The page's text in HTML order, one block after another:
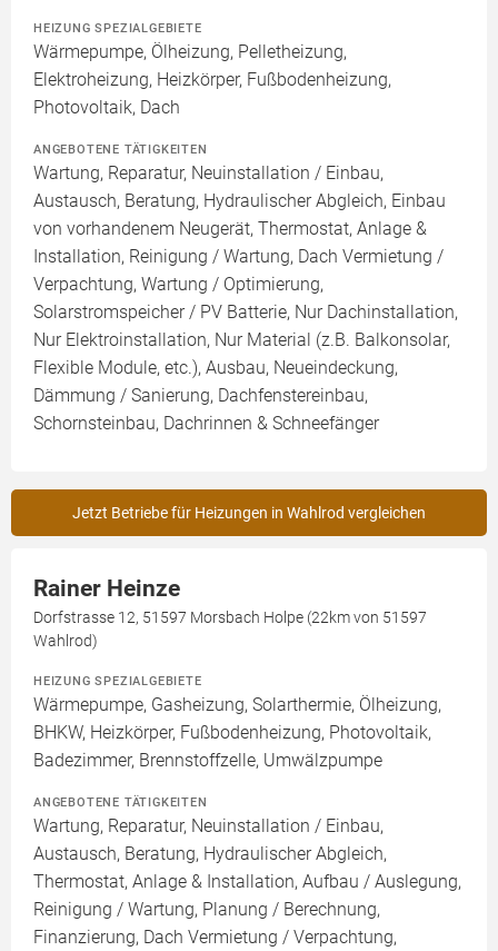
HEIZUNG SPEZIALGEBIETE
Wärmepumpe, Ölheizung, Pelletheizung,
Elektroheizung, Heizkörper, Fußbodenheizung,
Photovoltaik, Dach
ANGEBOTENE TÄTIGKEITEN
Wartung, Reparatur, Neuinstallation / Einbau,
Austausch, Beratung, Hydraulischer Abgleich, Einbau
von vorhandenem Neugerät, Thermostat, Anlage &
Installation, Reinigung / Wartung, Dach Vermietung /
Verpachtung, Wartung / Optimierung,
Solarstromspeicher / PV Batterie, Nur Dachinstallation,
Nur Elektroinstallation, Nur Material (z.B. Balkonsolar,
Flexible Module, etc.), Ausbau, Neueindeckung,
Dämmung / Sanierung, Dachfenstereinbau,
Schornsteinbau, Dachrinnen & Schneefänger
Jetzt Betriebe für Heizungen in Wahlrod vergleichen
Rainer Heinze
Dorfstrasse 12, 51597 Morsbach Holpe (22km von 51597
Wahlrod)
HEIZUNG SPEZIALGEBIETE
Wärmepumpe, Gasheizung, Solarthermie, Ölheizung,
BHKW, Heizkörper, Fußbodenheizung, Photovoltaik,
Badezimmer, Brennstoffzelle, Umwälzpumpe
ANGEBOTENE TÄTIGKEITEN
Wartung, Reparatur, Neuinstallation / Einbau,
Austausch, Beratung, Hydraulischer Abgleich,
Thermostat, Anlage & Installation, Aufbau / Auslegung,
Reinigung / Wartung, Planung / Berechnung,
Finanzierung, Dach Vermietung / Verpachtung,